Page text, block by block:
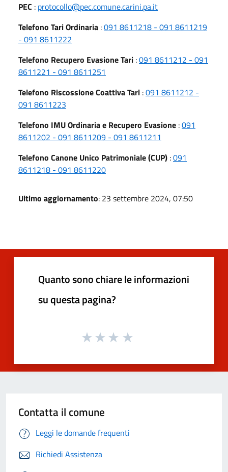
PEC : protocollo@pec.comune.carini.pa.it
Telefono Tari Ordinaria :091 8611218 - 091 8611219
- 091 8611222
Telefono Recupero Evasione Tari :091 8611212 - 091
8611221 - 091 8611251
Telefono Riscossione Coattiva Tari :091 8611212 -
091 8611223
Telefono IMU Ordinaria e Recupero Evasione :091
8611202 - 091 8611209 - 091 8611211
Telefono Canone Unico Patrimoniale (CUP) :091
8611218 - 091 8611220
Ultimo aggiornamento: 23 settembre 2024, 07:50
Quanto sono chiare le informazioni
su questa pagina?
Contatta il comune
Leggi le domande frequenti
Richiedi Assistenza